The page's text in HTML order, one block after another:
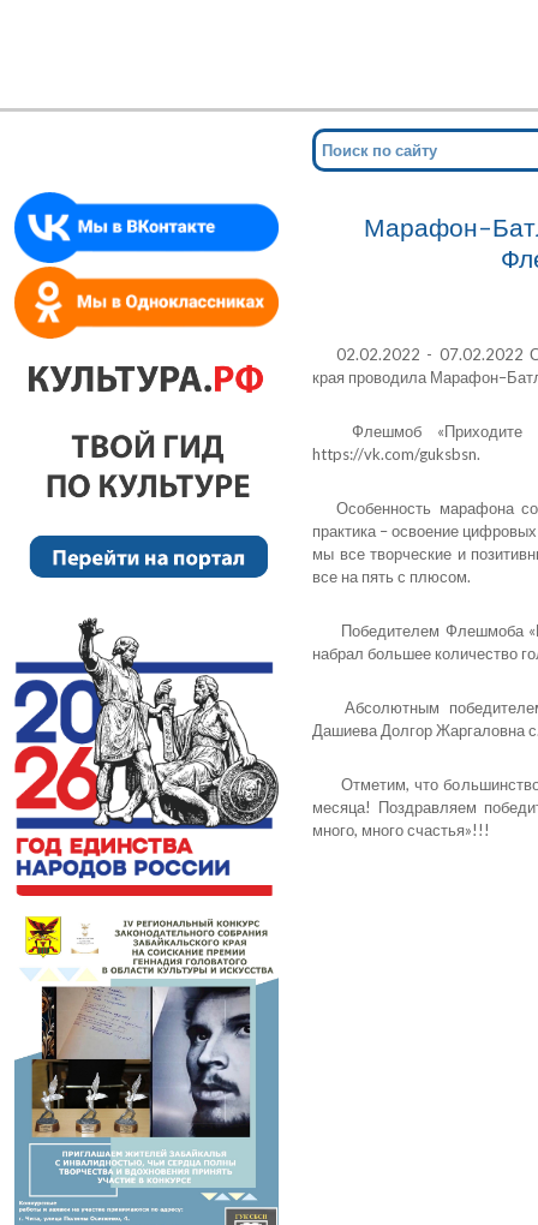
02.02.2022 - 07.02.2022
края проводила
Флешмоб «Приходите
https://vk.com/guksbsn.
Особенность марафона
практика – освоение
мы все творческие и
все на пять с плюсом.
Победителем Флешмоба
набрал большее количество
Абсолютным
Дашиева Долгор Жаргаловна
Отметим, что
месяца! Поздравляем
много, много счастья»!!!